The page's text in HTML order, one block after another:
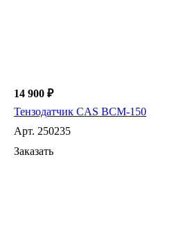
14 900 ₽
Тензодатчик CAS BCM-150
Арт. 250235
Заказать